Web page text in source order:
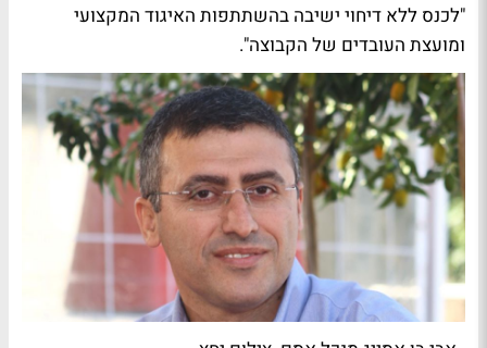
"לכנס ללא דיחוי ישיבה בהשתתפות האיגוד המקצועי
ומועצת העובדים של הקבוצה".